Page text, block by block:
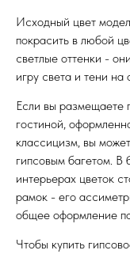
Исходный цвет
покрасить в любой
светлые оттенки -
игру света и тени на
Если вы размещаете
гостиной,
классицизм, вы
гипсовым багетом. В
интерьерах цветок
рамок - его
общее оформление
Чтобы купить